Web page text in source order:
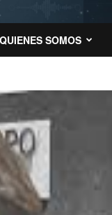
QUIENES SOMOS